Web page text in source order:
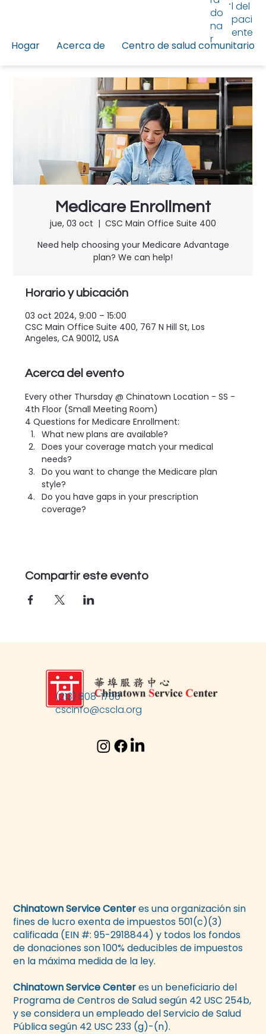
Hogar Acerca de Centro de salud comunitario
do
na
r
l del
paci
ente
Medicare Enrollment
jue, 03 oct
  |
CSC Main Office Suite 400
Need help choosing your Medicare Advantage
plan? We can help!
Horario y ubicación
03 oct 2024, 9:00 – 15:00
CSC Main Office Suite 400, 767 N Hill St, Los
Angeles, CA 90012, USA
Acerca del evento
Every other Thursday @ Chinatown Location - SS -
4th Floor (Small Meeting Room)
4 Questions for Medicare Enrollment:
What new plans are available?
Does your coverage match your medical
needs?
Do you want to change the Medicare plan
style?
Do you have gaps in your prescription
coverage?
Compartir este evento
(213) 808-1700
cscinfo@cscla.org
Chinatown Service Centeres una organización sin
fines de lucro exenta de impuestos 501(c)(3)
calificada (EIN #: 95-2918844) y todos los fondos
de donaciones son 100% deducibles de impuestos
en la máxima medida de la ley.
Chinatown Service Centeres un beneficiario del
Programa de Centros de Salud según 42 USC 254b,
y se considera un empleado del Servicio de Salud
Pública según 42 USC 233 (g)-(n).